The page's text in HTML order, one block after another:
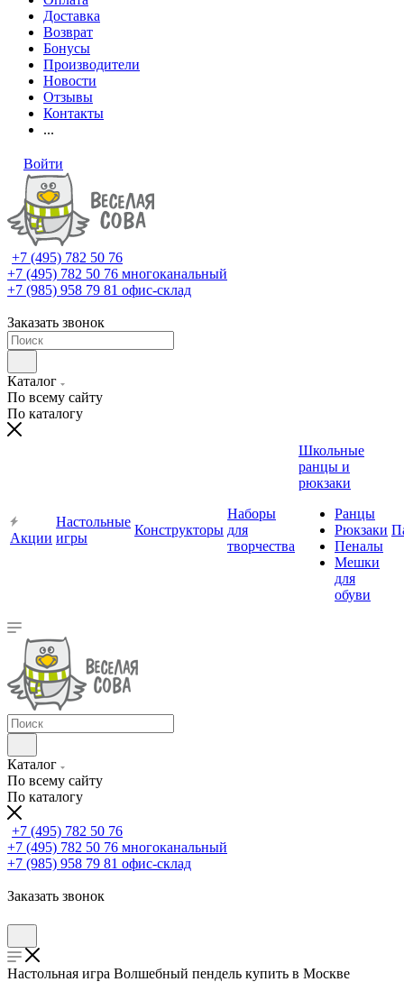
Доставка
Возврат
Бонусы
Производители
Новости
Отзывы
Контакты
...
Войти
+7 (495) 782 50 76
+7 (495) 782 50 76 многоканальный
+7 (985) 958 79 81 офис-склад
Заказать звонок
Каталог
По всему сайту
По каталогу
Акции
Настольные
игры
Конструкторы
Наборы
для
творчества
Школьные
ранцы и
рюкзаки
Ранцы
Рюкзаки
Пеналы
Мешки
для
обуви
Каталог
По всему сайту
По каталогу
+7 (495) 782 50 76
+7 (495) 782 50 76 многоканальный
+7 (985) 958 79 81 офис-склад
Заказать звонок
Настольная игра Волшебный пендель купить в Москве